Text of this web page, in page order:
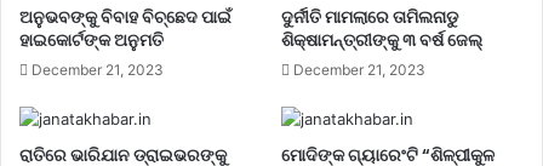
ଅନୁଭବଙ୍କୁ ବିବାହ ବିଚ୍ଛେଦ ପାଇଁ
ହାଇକୋର୍ଟଙ୍କ ଅନୁମତି
December 21, 2023
ଦୁର୍ନୀତି ମାମଲାରେ ତାମିଲନାଡୁ
ଶିକ୍ଷାମନ୍ତ୍ରୀଙ୍କୁ ୩ ବର୍ଷ ଜେଲ୍‌
December 21, 2023
ରାତିରେ ଭାରିଯାନ ଡ୍ରାଇଭରଙ୍କୁ
ମୋଦିଙ୍କ ଗ୍ୟାରେଂଟି “ଶିଳ୍ପୀକୁଳ